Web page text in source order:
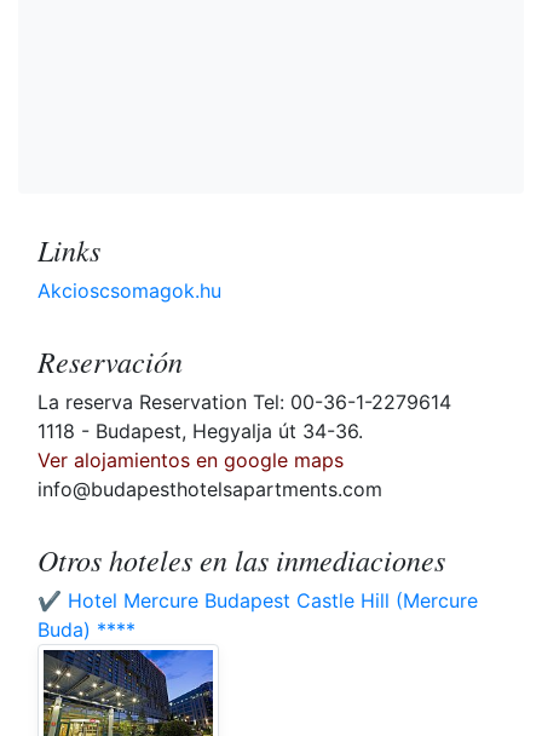
Links
Akcioscsomagok.hu
Reservación
La reserva Reservation Tel: 00-36-1-2279614
1118 - Budapest, Hegyalja út 34-36.
Ver alojamientos en google maps
info@budapesthotelsapartments.com
Otros hoteles en las inmediaciones
✔️ Hotel Mercure Budapest Castle Hill (Mercure
Buda) ****